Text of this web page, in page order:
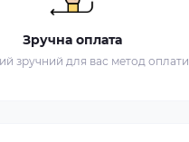
Зручна оплата
зручний для вас метод оплати